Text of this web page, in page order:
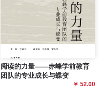
阅读的力量——赤峰学前教育
团队的专业成长与蝶变
￥ 52.00